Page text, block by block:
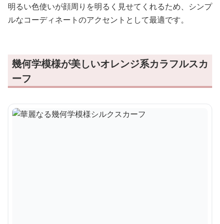
明るい色使いが顔周りを明るく見せてくれるため、シンプ
ルなコーディネートのアクセントとして最適です。
幾何学模様が美しいオレンジ系カラフルスカ
ーフ